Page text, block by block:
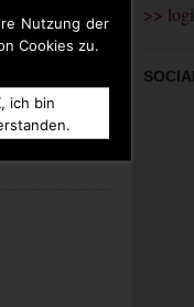
Nutzung der
Cookies zu.
ich bin